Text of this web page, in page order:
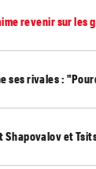
revenir sur les
ses rivales :
Shapovalov et